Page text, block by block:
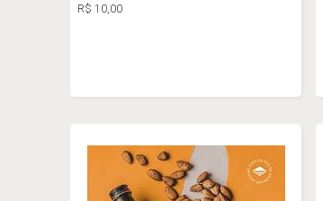
R$ 10,00